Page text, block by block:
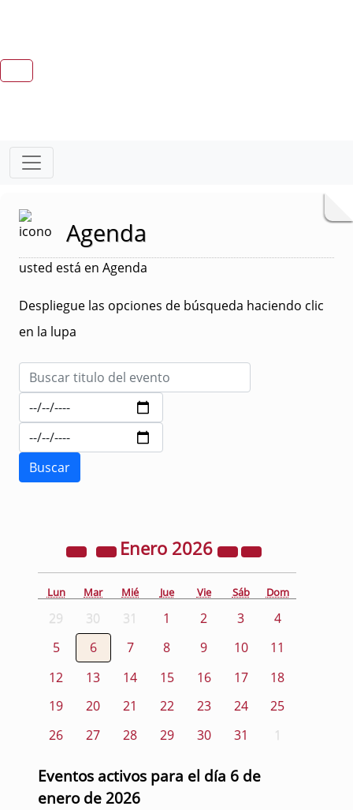
Agenda
usted está en Agenda
Despliegue las opciones de búsqueda haciendo clic
en la lupa
Enero 2026
Lun Mar Mié Jue Vie Sáb Dom
29 30 31 1 2 3
4
5
6 7 8 9 10
11
12
13 14 15 16 17
18
19
20 21 22 23 24
25
26
27 28 29 30 31 1
Eventos activos para el día 6 de
enero de 2026